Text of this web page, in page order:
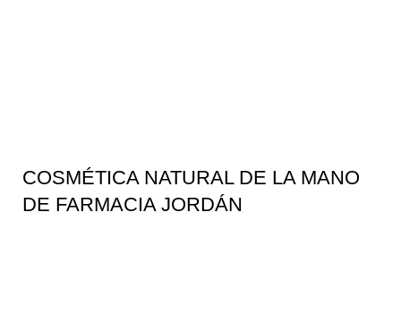
COSMÉTICA NATURAL DE LA MANO
DE FARMACIA JORDÁN